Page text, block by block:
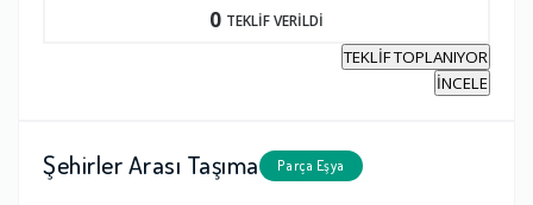
0 TEKLİF VERİLDİ
TEKLİF TOPLANIYOR
İNCELE
Şehirler Arası Taşıma Parça Eşya